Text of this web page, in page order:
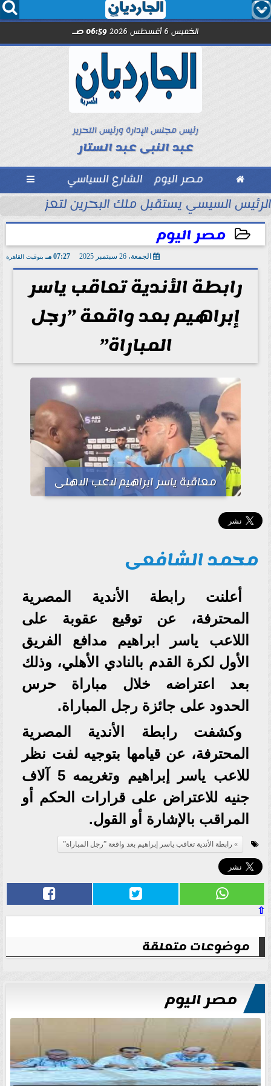
  
الخميس 6 أغسطس 2026 06:59 صـ
رئيس مجلس الإدارة ورئيس التحرير
عبد النبى عبد الستار
 مصر اليوم الشارع السياسي 
السكندري فى الأسبوع الأول
الرئيس السيسي يستقبل ملك البحرين لتعزيز
مصر اليوم
الجمعة، 26 سبتمبر 2025 07:27 مـ بتوقيت القاهرة
رابطة الأندية تعاقب ياسر
إبراهيم بعد واقعة ”رجل
المباراة”
معاقبة ياسر ابراهيم لاعب الاهلى
محمد الشافعى
أعلنت رابطة الأندية المصرية
المحترفة، عن توقيع عقوبة على
اللاعب ياسر ابراهيم مدافع الفريق
الأول لكرة القدم بالنادي الأهلي، وذلك
بعد اعتراضه خلال مباراة حرس
الحدود على جائزة رجل المباراة.
وكشفت رابطة الأندية المصرية
المحترفة، عن قيامها بتوجيه لفت نظر
للاعب ياسر إبراهيم وتغريمه 5 آلاف
جنيه للاعتراض على قرارات الحكم أو
المراقب بالإشارة أو القول.
رابطة الأندية تعاقب ياسر إبراهيم بعد واقعة ”رجل المباراة”
⇧
موضوعات متعلقة
مصر اليوم